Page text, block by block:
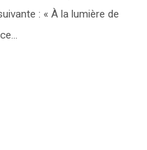
: « À la lumière de